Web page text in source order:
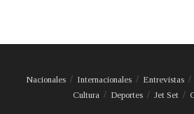
Nacionales Internacionales Entrevistas
Cultura
Deportes Jet Set